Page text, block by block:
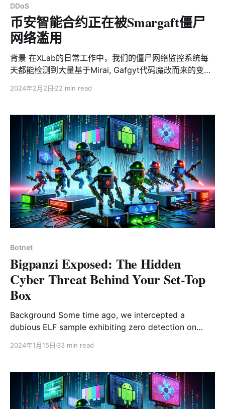
DDoS
币安智能合约正在被Smargaft僵尸
网络滥用
背景 在XLab的日常工作中，我们的僵尸网络监控系统每
天都能检测到大量基于Mirai, Gafgyt代码魔改而来的变体
趣。然而，今天的主角是一个异类，虽然它复用了一些
的。除此之外其作者还有一些让人眼前一亮的创新，比如
利用币安智能链（Binance Smart Chain）的合约托管命
令和控制中心（C2），比如通过病毒式感染Shell脚本实
现持久化等。我们在进行逆向分析时，发现一些杀毒软件
将这个僵尸网络的ARM样本标记为Mirai，这是不准确的。
基于这个僵尸网络使用智能合约以及Gafgyt的攻击向量，
我们将它命名为Smargaft，它的主要功能是DDoS攻击，
执行系统命令，提供socks5代理服务等。 Smargaft最大
的亮点是使用智能合约托管C2，这种技术于2023年10月
被首次披露，业内称之为EtherHiding，它充分利用区块
种相当高级且少见的Bullet-Proof Hosting技法。这是我
们在僵尸网络
2024年2月2日 22 min read
Botnet
Bigpanzi Exposed: The Hidden
Cyber Threat Behind Your Set-Top
Box
Background Some time ago, we intercepted a
dubious ELF sample exhibiting zero detection on
employing a modified UPX shell, has an MD5
Our analysis revealed that it hardcoded nine C2
domain names, two of which had lapsed beyond their
expiration protection
2024年1月15日 33 min read